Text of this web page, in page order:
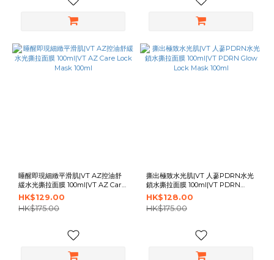
睡醒即現細緻平滑肌|VT AZ控油舒
緩水光撕拉面膜 100ml|VT AZ Care
Lock Mask 100ml
HK$129.00
HK$175.00
撕出極致水光肌|VT 人蔘PDRN水光
鎖水撕拉面膜 100ml|VT PDRN
Glow Lock Mask 100ml
HK$128.00
HK$175.00